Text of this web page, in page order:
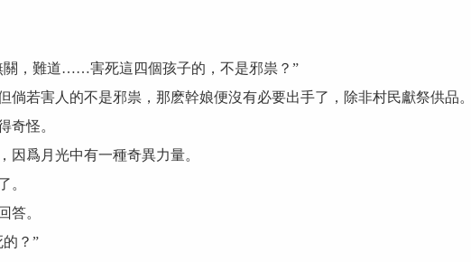
，難道……害死這四個孩子的，不是邪祟？”
若害人的不是邪祟，那麽幹娘便沒有必要出手了，除非村民獻祭供品。
怪。
爲月光中有一種奇異力量。
。
。
？”